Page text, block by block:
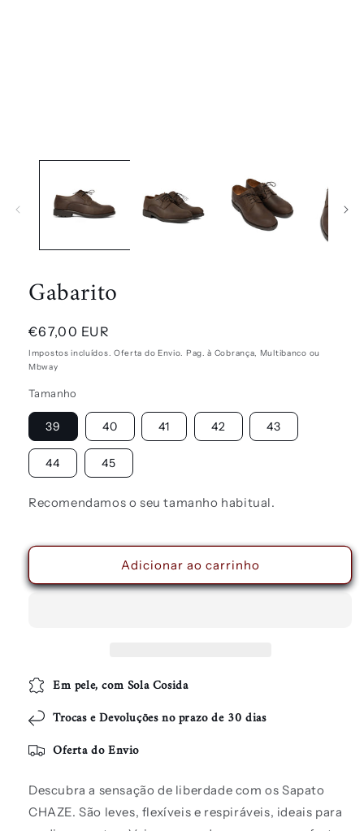
Gabarito
Preço
normal
€67,00 EUR
Impostos incluídos. Oferta do Envio. Pag. à Cobrança, Multibanco ou
Mbway
Tamanho
39 40 41 42 43
44 45
Recomendamos o seu tamanho habitual.
Adicionar ao carrinho
Em pele, com Sola Cosida
Trocas e Devoluções no prazo de 30 dias
Oferta do Envio
Descubra a sensação de liberdade com os Sapato
CHAZE.São leves, flexíveis e respiráveis, ideais para